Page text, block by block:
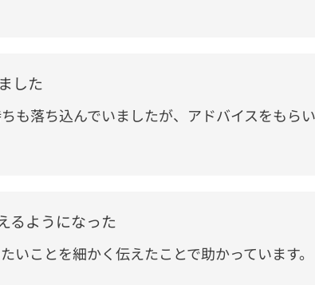
した
も落ち込んでいましたが、アドバイスをもら
るようになった
いことを細かく伝えたことで助かっています